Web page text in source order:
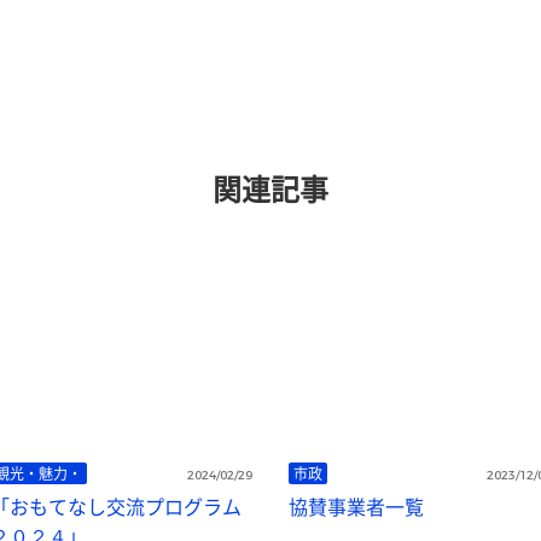
関連記事
光・魅力・ 2024/02/29
おもてなし交流プログラム
市政 2023/12/
協賛事業者一覧